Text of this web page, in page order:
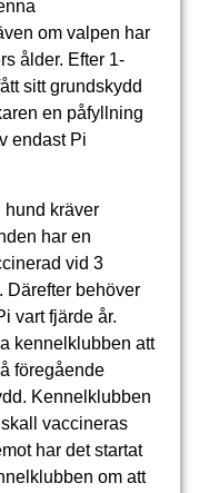
om valpen har
ålder. Efter 1-
sitt grundskydd
en påfyllning
endast Pi
hund kräver
har en
vid 3
Därefter behöver
vart fjärde år.
kennelklubben att
föregående
Kennelklubben
vaccineras
har det startat
om att